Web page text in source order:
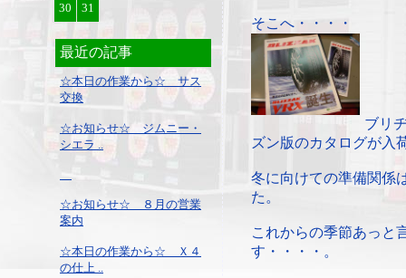
30
31
最近の記事
☆本日の作業から☆ サス
交換
☆お知らせ☆ ジムニー・
シエラ ..
☆お知らせ☆ ８月の営業
案内
☆本日の作業から☆ Ｘ４
の仕上 ..
そこへ・・・・
ブリ
ズン版のカタログが入
冬に向けての準備関係
た。
これからの季節あっと
す・・・・。